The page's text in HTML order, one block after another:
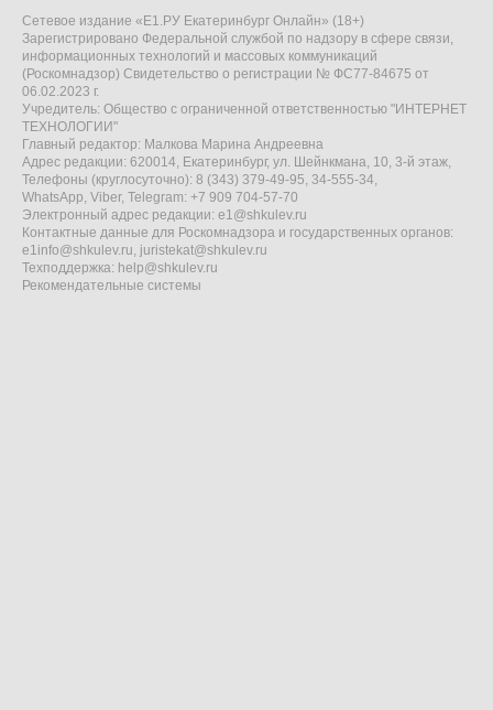
Сетевое издание «Е1.РУ Екатеринбург Онлайн» (18+)
Зарегистрировано Федеральной службой по надзору в сфере связи,
информационных технологий и массовых коммуникаций
(Роскомнадзор) Свидетельство о регистрации № ФС77-84675 от
06.02.2023 г.
Учредитель: Общество с ограниченной ответственностью "ИНТЕРНЕТ
ТЕХНОЛОГИИ"
Главный редактор: Малкова Марина Андреевна
Адрес редакции: 620014, Екатеринбург, ул. Шейнкмана, 10, 3-й этаж,
Телефоны (круглосуточно): 8 (343) 379-49-95, 34-555-34,
WhatsApp, Viber, Telegram: +7 909 704-57-70
Электронный адрес редакции: e1@shkulev.ru
Контактные данные для Роскомнадзора и государственных органов:
e1info@shkulev.ru, juristekat@shkulev.ru
Техподдержка: help@shkulev.ru
Рекомендательные системы